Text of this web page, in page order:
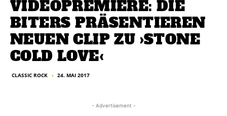
VIDEOPREMIERE: DIE
BITERS PRÄSENTIEREN
NEUEN CLIP ZU ›STONE
COLD LOVE‹
CLASSIC ROCK ■ 24. MAI 2017
- Advertisement -